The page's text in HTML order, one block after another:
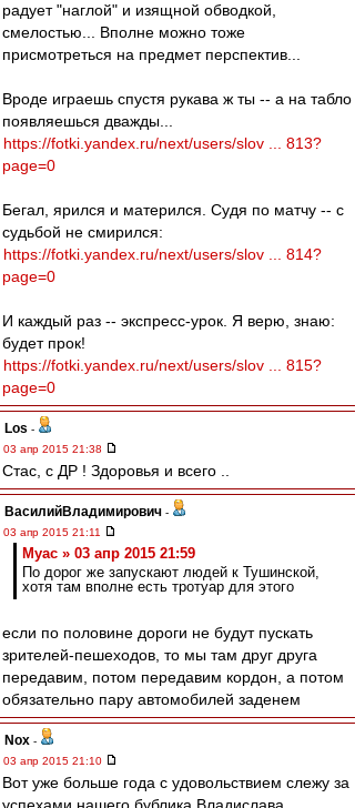
радует "наглой" и изящной обводкой,
смелостью... Вполне можно тоже
присмотреться на предмет перспектив...
Вроде играешь спустя рукава ж ты -- а на табло
появляешься дважды...
https://fotki.yandex.ru/next/users/slov ... 813?
page=0
Бегал, ярился и матерился. Судя по матчу -- с
судьбой не смирился:
https://fotki.yandex.ru/next/users/slov ... 814?
page=0
И каждый раз -- экспресс-урок. Я верю, знаю:
будет прок!
https://fotki.yandex.ru/next/users/slov ... 815?
page=0
Los -
03 апр 2015 21:38
Стас, с ДР ! Здоровья и всего ..
ВасилийВладимирович -
03 апр 2015 21:11
Myac » 03 апр 2015 21:59
По дорог же запускают людей к Тушинской,
хотя там вполне есть тротуар для этого
если по половине дороги не будут пускать
зрителей-пешеходов, то мы там друг друга
передавим, потом передавим кордон, а потом
обязательно пару автомобилей заденем
Nox -
03 апр 2015 21:10
Вот уже больше года с удовольствием слежу за